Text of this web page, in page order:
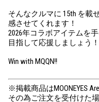
そんなクルマに 15th を載
感させてくれます！
2026年コラボアイテムを手
目指して応援しましょう！
Win with MQQN!!
※掲載商品はMOONEYES
その為ご注文を受付けた